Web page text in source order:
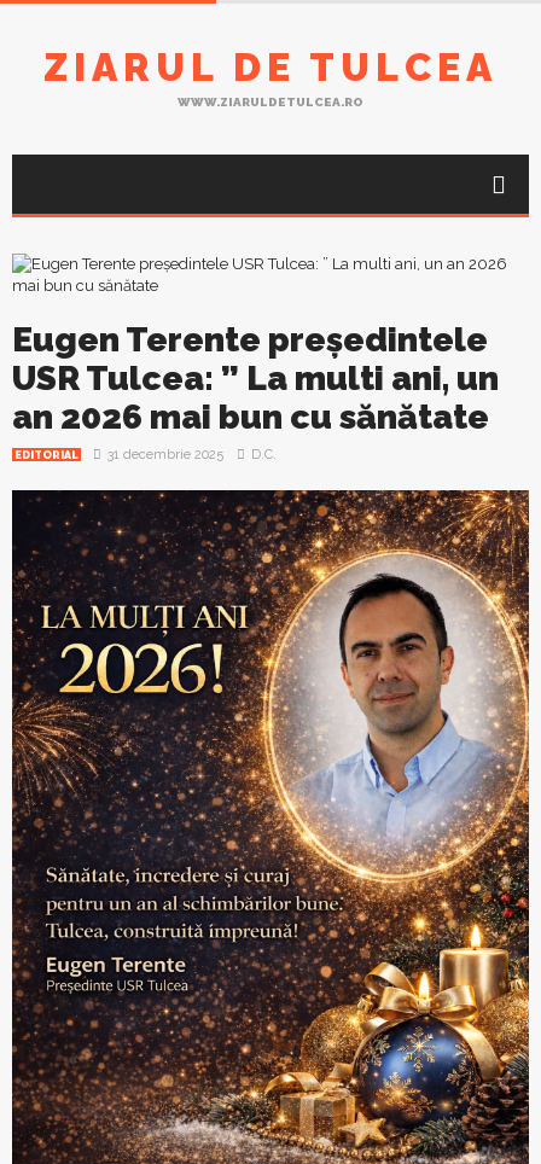
ZIARUL DE TULCEA
WWW.ZIARULDETULCEA.RO
Eugen Terente președintele
USR Tulcea: ” La multi ani, un
an 2026 mai bun cu sănătate
EDITORIAL 31 decembrie 2025 D.C.